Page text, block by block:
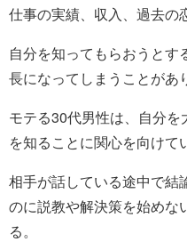
仕事の実績、収入、過去の
自分を知ってもらおうとす
長になってしまうことがあ
モテる30代男性は、自分
を知ることに関心を向けて
相手が話している途中で結
のに説教や解決策を始めな
る。